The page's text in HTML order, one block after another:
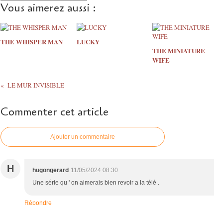
Vous aimerez aussi :
THE WHISPER MAN
LUCKY
THE MINIATURE
WIFE
LE MUR INVISIBLE
Commenter cet article
Ajouter un commentaire
H hugongerard 11/05/2024 08:30
Une série qu ' on aimerais bien revoir a la télé .
Répondre